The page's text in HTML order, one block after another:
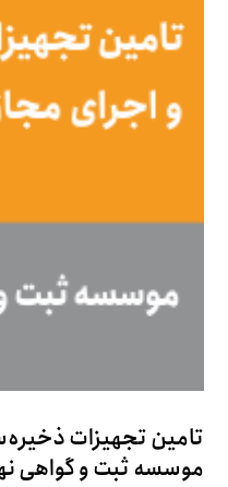
تامین تجهیزات
موسسه ثبت و گواهی